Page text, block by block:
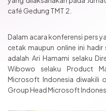
café Gedung TMT 2.
Dalam acara konferensi pers
cetak maupun online ini
adalah Ari Hamami selaku
Wibowo selaku Product
Microsoft Indonesia diwakili
Group Head Microsoft